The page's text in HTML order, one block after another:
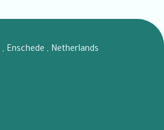
, Enschede , Netherlands